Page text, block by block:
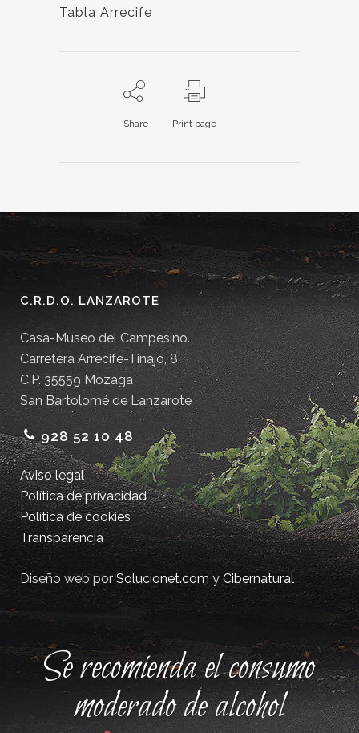
Tabla Arrecife
Share Print page
C.R.D.O. LANZAROTE
Casa-Museo del Campesino.
Carretera Arrecife-Tinajo, 8.
C.P. 35559 Mozaga
San Bartolomé de Lanzarote
928 52 10 48
Aviso legal
Política de privacidad
Política de cookies
Transparencia
Diseño web porSolucionet.comyCibernatural
Se recomienda el consumo
moderado de alcohol